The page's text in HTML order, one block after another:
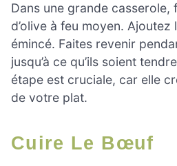
Dans une grande casserole,
d’olive à feu moyen. Ajoutez
émincé. Faites revenir
jusqu’à ce qu’ils soient
étape est cruciale, car elle
de votre plat.
Cuire Le Bœuf